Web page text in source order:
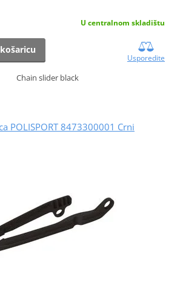
U centralnom skladištu
Usporedite
Chain slider black
POLISPORT 8473300001 Crni